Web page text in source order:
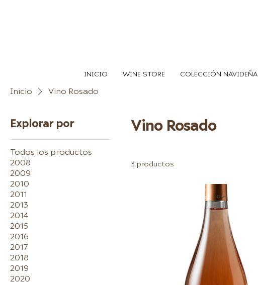
INICIO WINE STORE COLECCIÓN NAVIDEÑA
Inicio Vino Rosado
Explorar por
Todos los productos
2008
2009
2010
2011
2013
2014
2015
2016
2017
2018
2019
2020
Vino Rosado
3 productos